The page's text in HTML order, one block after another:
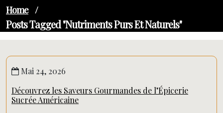
Home /
Posts Tagged "nutriments Purs Et Naturels"
Mai 24, 2026
Découvrez les Saveurs Gourmandes de l’Épicerie
Sucrée Américaine